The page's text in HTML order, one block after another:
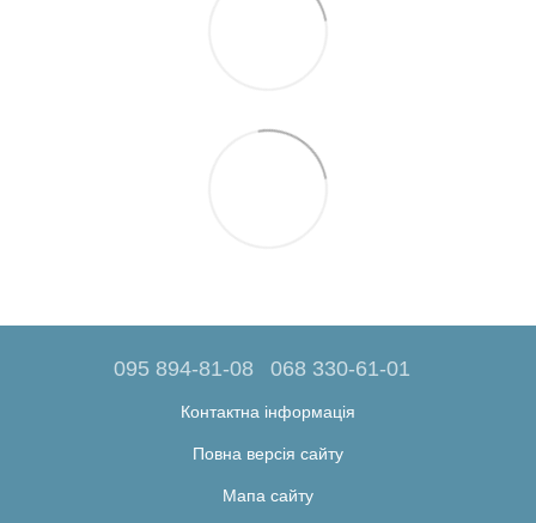
095 894-81-08 068 330-61-01
Контактна інформація
Повна версія сайту
Мапа сайту